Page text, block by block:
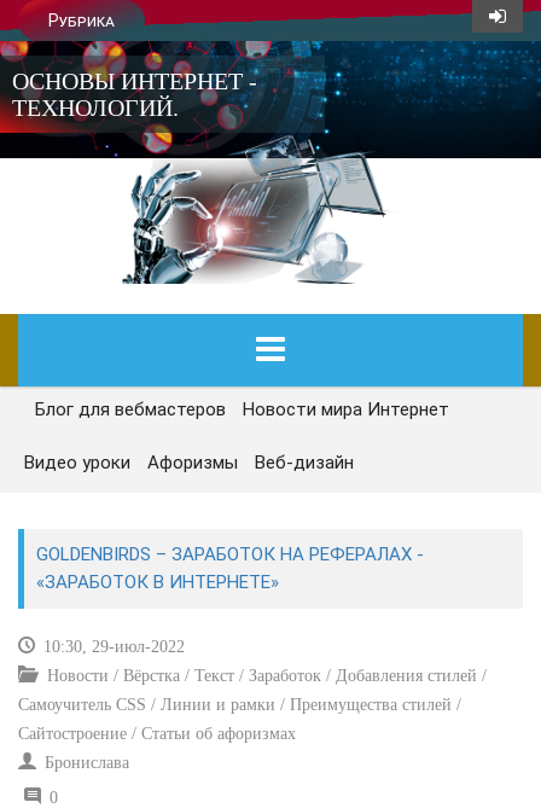
Рубрика
ОСНОВЫ ИНТЕРНЕТ -
ТЕХНОЛОГИЙ.
ГЛАВНАЯ
СЕГОДНЯ
РЕМОНТ И СОВЕТЫ
ИНТЕРНЕТ И СВЯЗЬ
УЧЕБНИК CSS
Блог для вебмастеров Новости мира Интернет
Видео уроки Афоризмы Веб-дизайн
GOLDENBIRDS – ЗАРАБОТОК НА РЕФЕРАЛАХ -
«ЗАРАБОТОК В ИНТЕРНЕТЕ»
10:30, 29-июл-2022
Новости / Вёрстка / Текст / Заработок / Добавления стилей /
Самоучитель CSS / Линии и рамки / Преимущества стилей /
Сайтостроение / Статьи об афоризмах
Бронислава
0